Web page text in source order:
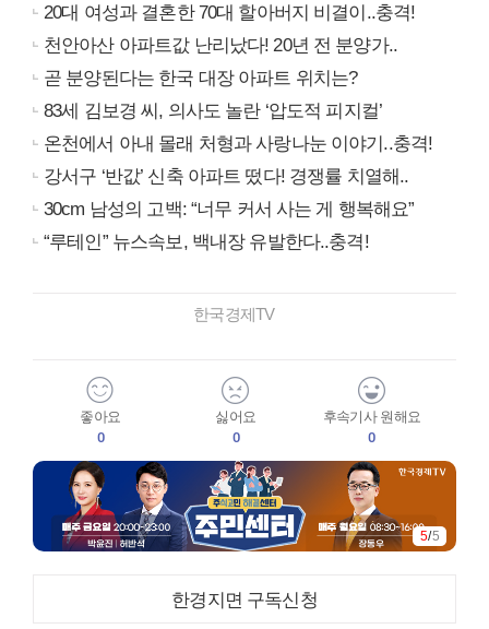
20대 여성과 결혼한 70대 할아버지 비결이..충격!
천안아산 아파트값 난리났다! 20년 전 분양가..
곧 분양된다는 한국 대장 아파트 위치는?
83세 김보경 씨, 의사도 놀란 ‘압도적 피지컬’
온천에서 아내 몰래 처형과 사랑나눈 이야기..충격!
강서구 ‘반값’ 신축 아파트 떴다! 경쟁률 치열해..
30cm 남성의 고백: “너무 커서 사는 게 행복해요”
“루테인” 뉴스속보, 백내장 유발한다..충격!
한국경제TV
좋아요
0
싫어요
0
후속기사 원해요
0
5/5
한경지면 구독신청